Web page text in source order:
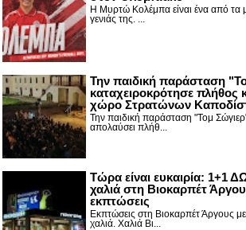
Η Μυρτώ Κολέμπα είναι ένα από τα
γενιάς της. ...
Την παιδική παράσταση
καταχειροκρότησε πλήθος
χώρο Στρατώνων
Την παιδική παράσταση "Τομ Σώγιερ"
απολαύσει πλήθ...
Τώρα είναι ευκαιρία: 1+1
χαλιά στη Βιοκαρπέτ
εκπτώσεις
Εκπτώσεις στη Βιοκαρπέτ Άργους
χαλιά. Χαλιά Βι...